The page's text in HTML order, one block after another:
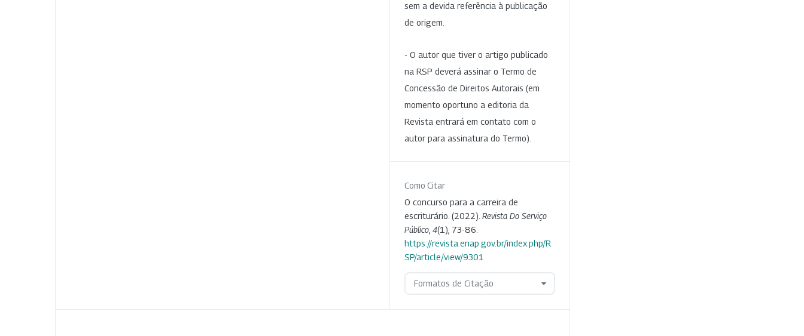
sem a devida referência à publicação
de origem.
- O autor que tiver o artigo publicado
na RSP deverá assinar o Termo de
Concessão de Direitos Autorais (em
momento oportuno a editoria da
Revista entrará em contato com o
autor para assinatura do Termo).
Como Citar
O concurso para a carreira de
escriturário. (2022). Revista Do Serviço
Público 4(1), 73-86.
https://revista.enap.gov.br/index.php/R
SP/article/view/9301
Formatos de Citação